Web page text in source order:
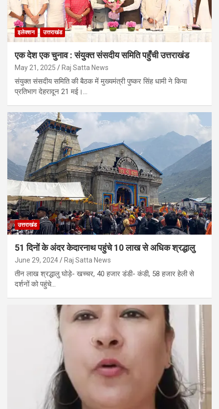
इलेक्शन उत्तराखंड
एक देश एक चुनाव : संयुक्त संसदीय समिति पहुँची उत्तराखंड
May 21, 2025 Raj Satta News
संयुक्त संसदीय समिति की बैठक में मुख्यमंत्री पुष्कर सिंह धामी ने किया
प्रतिभाग देहरादून 21 मई।…
उत्तराखंड
51 दिनों के अंदर केदारनाथ पहुंचे 10 लाख से अधिक श्रद्धालु
June 29, 2024 Raj Satta News
तीन लाख श्रद्धालु घोड़े- खच्चर, 40 हजार डंडी- कंडी, 58 हजार हेली से
दर्शनों को पहुंचे…